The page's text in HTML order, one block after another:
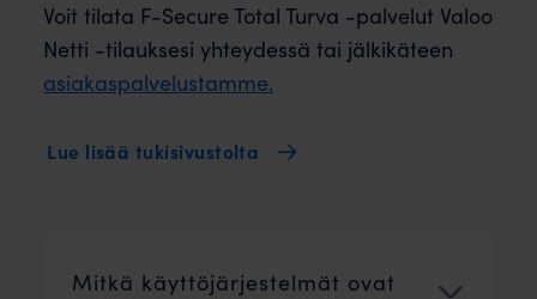
Voit tilata F-Secure Total Turva -palvelut Valoo
Netti -tilauksesi yhteydessä tai jälkikäteen
asiakaspalvelustamme.
Lue lisää tukisivustolta
Mitkä käyttö­järjestelmät ovat